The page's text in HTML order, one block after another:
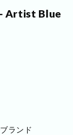
Artist Blue
ランド